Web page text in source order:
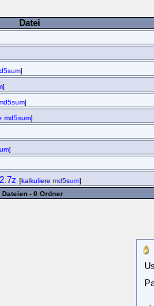
Datei
]
]
]
md5sum]
]
[kalkuliere md5sum]
Dateien - 0 Ordner